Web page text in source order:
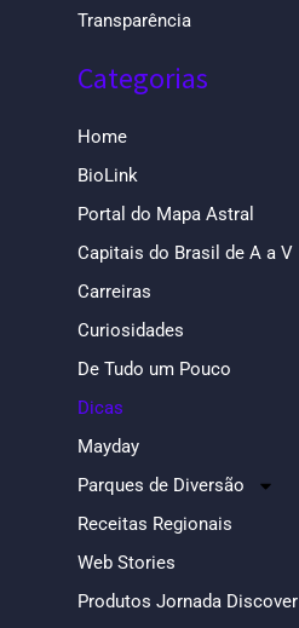
Transparência
Categorias
Home
BioLink
Portal do Mapa Astral
Capitais do Brasil de A a V
Carreiras
Curiosidades
De Tudo um Pouco
Dicas
Mayday
Parques de Diversão
Receitas Regionais
Web Stories
Produtos Jornada Discover